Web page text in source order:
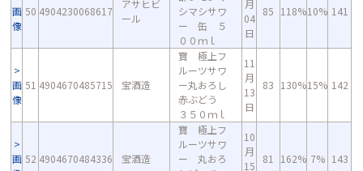
画
像
50 4904230068617
アサヒビ
ール
シマシサワ
ー 缶 ５
００ｍｌ
月
04
日
85 118%10% 141
画
像
51 4904670485715 宝酒造
寶 極上フ
ルーツサワ
ー丸おろし
赤ぶどう
３５０ｍｌ
11
月
13
日
83 130%15% 142
画 52 4904670484336 宝酒造
寶 極上フ
ルーツサワ
ー 丸おろ
10
月
15
81 162% 7% 143